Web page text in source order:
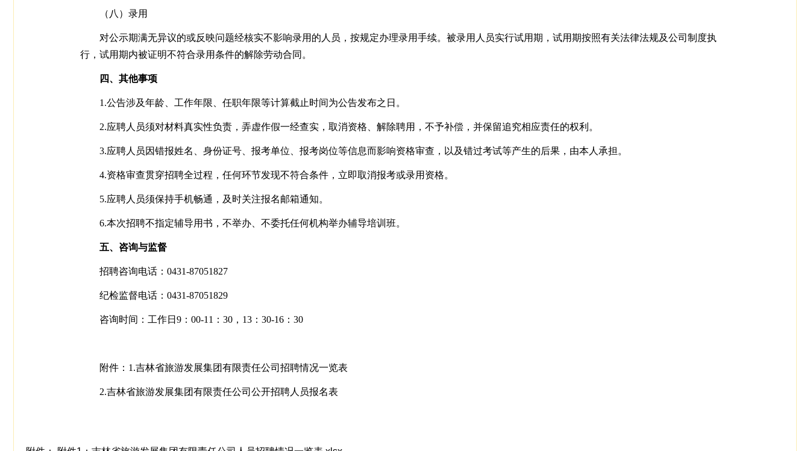
（八）录用
对公示期满无异议的或反映问题经核实不影响录用的人员，按规定办理录用手续。被录用人员实行试用期，试用期按照有关法律法规及公司制度执
行，试用期内被证明不符合录用条件的解除劳动合同。
四、其他事项
1.公告涉及年龄、工作年限、任职年限等计算截止时间为公告发布之日。
2.应聘人员须对材料真实性负责，弄虚作假一经查实，取消资格、解除聘用，不予补偿，并保留追究相应责任的权利。
3.应聘人员因错报姓名、身份证号、报考单位、报考岗位等信息而影响资格审查，以及错过考试等产生的后果，由本人承担。
4.资格审查贯穿招聘全过程，任何环节发现不符合条件，立即取消报考或录用资格。
5.应聘人员须保持手机畅通，及时关注报名邮箱通知。
6.本次招聘不指定辅导用书，不举办、不委托任何机构举办辅导培训班。
五、咨询与监督
招聘咨询电话：0431-87051827
纪检监督电话：0431-87051829
咨询时间：工作日9：00-11：30，13：30-16：30
附件：1.吉林省旅游发展集团有限责任公司招聘情况一览表
2.吉林省旅游发展集团有限责任公司公开招聘人员报名表